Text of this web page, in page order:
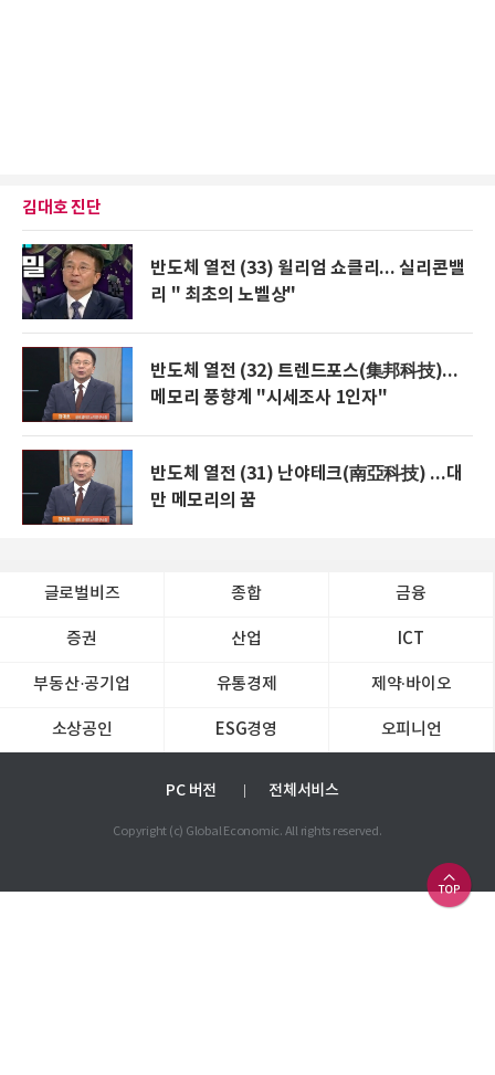
김대호 진단
반도체 열전 (33) 윌리엄 쇼클리... 실리콘밸
리 " 최초의 노벨상"
반도체 열전 (32) 트렌드포스(集邦科技)...
메모리 풍향계 "시세조사 1인자"
반도체 열전 (31) 난야테크(南亞科技) ...대
만 메모리의 꿈
글로벌비즈 종합 금융
증권 산업 ICT
부동산·공기업 유통경제 제약∙바이오
소상공인 ESG경영 오피니언
PC 버전 전체서비스
Copyright (c) Global Economic. All rights reserved.